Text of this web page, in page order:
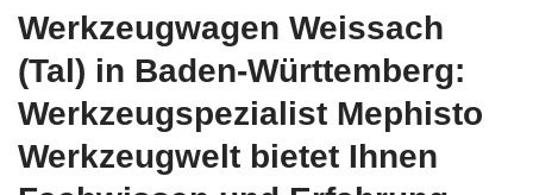
Werkzeugwagen Weissach
(Tal) in Baden-Württemberg:
Werkzeugspezialist Mephisto
Werkzeugwelt bietet Ihnen